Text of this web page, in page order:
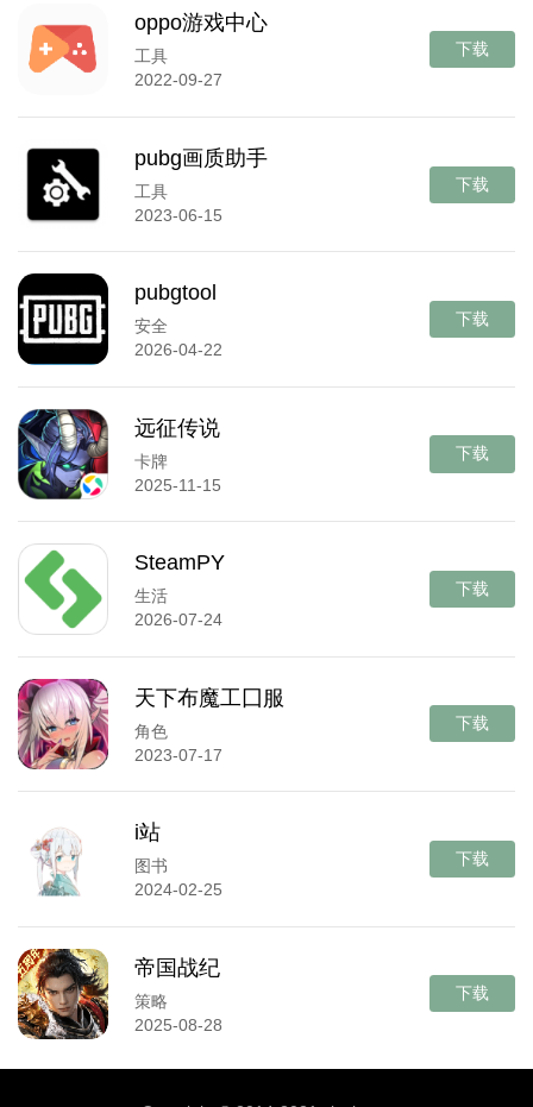
oppo游戏中心
工具
2022-09-27
下载
pubg画质助手
工具
2023-06-15
下载
pubgtool
安全
2026-04-22
下载
远征传说
卡牌
2025-11-15
下载
SteamPY
生活
2026-07-24
下载
天下布魔工囗服
角色
2023-07-17
下载
i站
图书
2024-02-25
下载
帝国战纪
策略
2025-08-28
下载